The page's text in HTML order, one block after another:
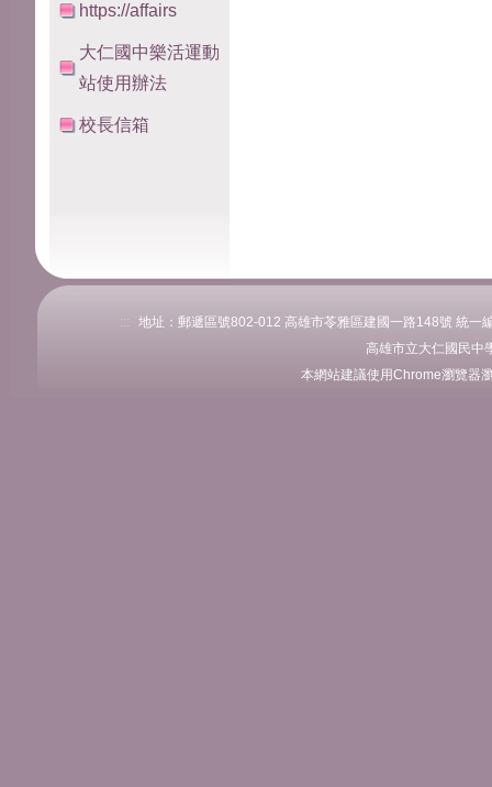
https://affairs
大仁國中樂活運動
站使用辦法
校長信箱
:::
地址：郵遞區號802-012 高雄市苓雅區建國一路148號 統
高雄市立大仁國民中
本網站建議使用Chrome瀏覽器